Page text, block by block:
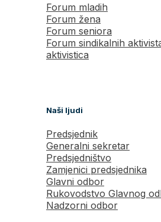
Forum mladih
Forum žena
Forum seniora
Forum sindikalnih
aktivistica
Naši ljudi
Predsjednik
Generalni sekretar
Predsjedništvo
Zamjenici predsjednika
Glavni odbor
Rukovodstvo Glavnog
Nadzorni odbor